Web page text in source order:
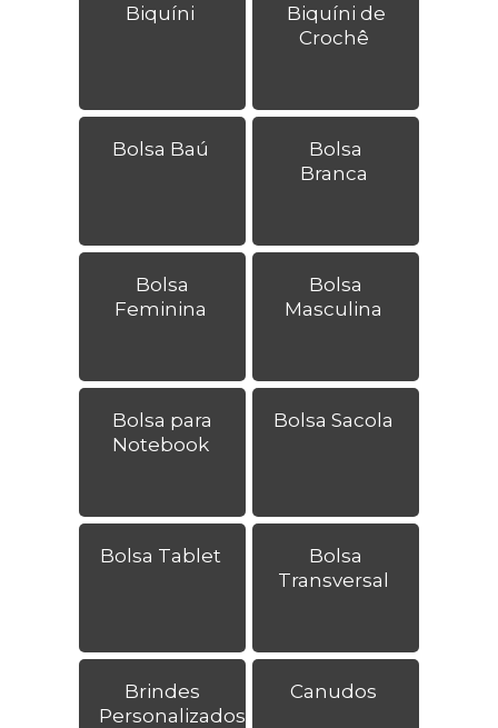
Biquíni
Biquíni de
Crochê
Bolsa Baú
Bolsa
Branca
Bolsa
Feminina
Bolsa
Masculina
Bolsa para
Notebook
Bolsa Sacola
Bolsa Tablet
Bolsa
Transversal
Brindes
Personalizados
Canudos